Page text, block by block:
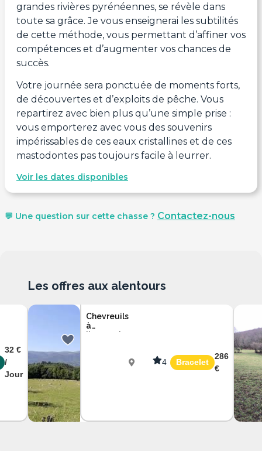
grandes rivières pyrénéennes, se révèle dans
toute sa grâce. Je vous enseignerai les subtilités
de cette méthode, vous permettant d’affiner vos
compétences et d’augmenter vos chances de
succès.
Votre journée sera ponctuée de moments forts,
de découvertes et d’exploits de pêche. Vous
repartirez avec bien plus qu’une simple prise :
vous emporterez avec vous des souvenirs
impérissables de ces eaux cristallines et de ces
mastodontes pas toujours facile à leurrer.
Voir les dates disponibles
💬 Une question sur cette chasse ? Contactez-nous
32 €
/
Jour
Chevreuils
à
l'approche
4 Bracelet
286
€
Les offres aux alentours